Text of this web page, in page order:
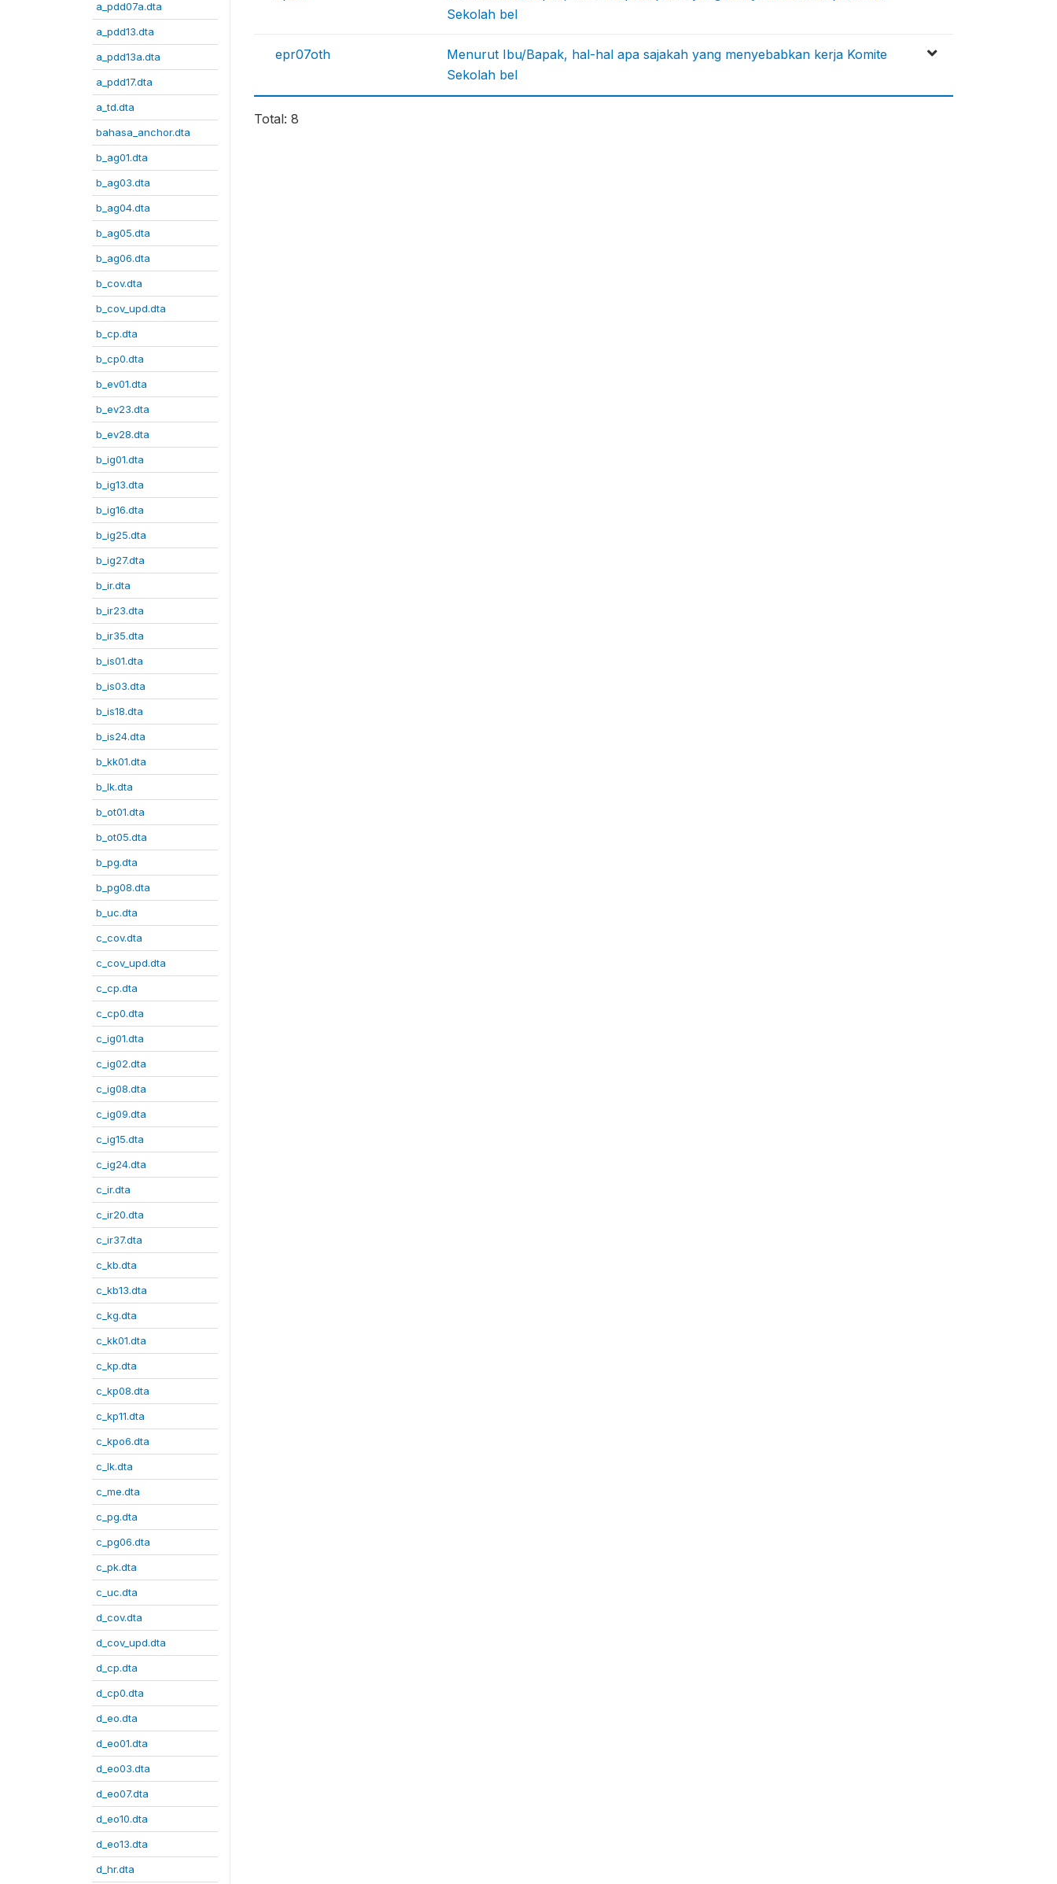
a_pdd07a.dta
a_pdd13.dta
a_pdd13a.dta
a_pdd17.dta
a_td.dta
bahasa_anchor.dta
b_ag01.dta
b_ag03.dta
b_ag04.dta
b_ag05.dta
b_ag06.dta
b_cov.dta
b_cov_upd.dta
b_cp.dta
b_cp0.dta
b_ev01.dta
b_ev23.dta
b_ev28.dta
b_ig01.dta
b_ig13.dta
b_ig16.dta
b_ig25.dta
b_ig27.dta
b_ir.dta
b_ir23.dta
b_ir35.dta
b_is01.dta
b_is03.dta
b_is18.dta
b_is24.dta
b_kk01.dta
b_lk.dta
b_ot01.dta
b_ot05.dta
b_pg.dta
b_pg08.dta
b_uc.dta
c_cov.dta
c_cov_upd.dta
c_cp.dta
c_cp0.dta
c_ig01.dta
c_ig02.dta
c_ig08.dta
c_ig09.dta
c_ig15.dta
c_ig24.dta
c_ir.dta
c_ir20.dta
c_ir37.dta
c_kb.dta
c_kb13.dta
c_kg.dta
c_kk01.dta
c_kp.dta
c_kp08.dta
c_kp11.dta
c_kpo6.dta
c_lk.dta
c_me.dta
c_pg.dta
c_pg06.dta
c_pk.dta
c_uc.dta
d_cov.dta
d_cov_upd.dta
d_cp.dta
d_cp0.dta
d_eo.dta
d_eo01.dta
d_eo03.dta
d_eo07.dta
d_eo10.dta
d_eo13.dta
d_hr.dta
Sekolah bel
epr07oth
Menurut Ibu/Bapak, hal-hal apa sajakah yang menyebabkan kerja Komite
Sekolah bel
Total: 8